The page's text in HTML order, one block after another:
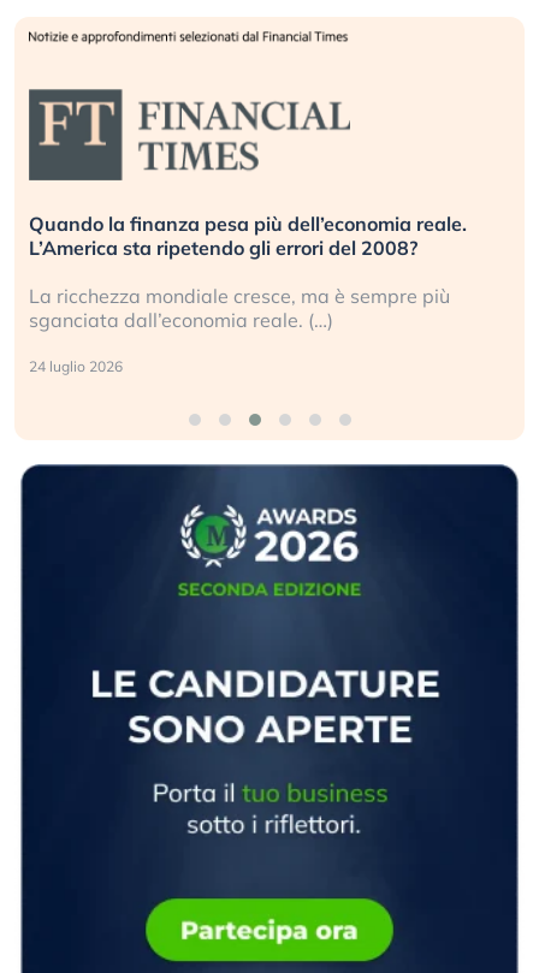
Quando la finanza pesa più dell’economia reale.
L’America sta ripetendo gli errori del 2008?
La ricchezza mondiale cresce, ma è sempre più
sganciata dall’economia reale. (…)
24 luglio 2026